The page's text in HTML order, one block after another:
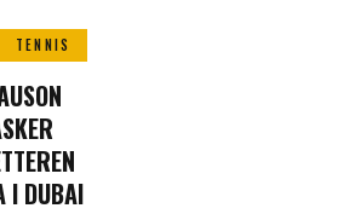
TENNIS
I DUBAI